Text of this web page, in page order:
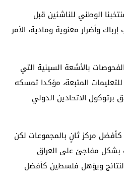
الوطني للناشئين قبل
وأضرار معنوية ومادية، الأمر
بالأشعة السينية التي
المتبعة، مؤكدا تمسكه
الاتحادين الدولي
مركز ثانٍ بالمجموعات لكن
بشكل مفاجئ على العراق
النتائج ويؤهل فلسطين كأفضل